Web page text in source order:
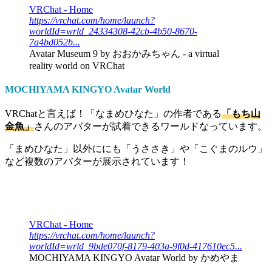
VRChat - Home
https://vrchat.com/home/launch?
worldId=wrld_24334308-42cb-4b50-8670-
7a4bd052b...
Avatar Museum 9 by おおかみちゃん - a virtual
reality world on VRChat
MOCHIYAMA KINGYO Avatar World
VRChatと言えば！「なまめひなた」の作者である「もち山
金魚」さんのアバターが試着できるワールドなっています。
「まめひなた」以外ににも「うささき」や「こぐまのルウ」
など複数のアバターが展示されています！
VRChat - Home
https://vrchat.com/home/launch?
worldId=wrld_9bde070f-8179-403a-9f0d-417610ec5...
MOCHIYAMA KINGYO Avatar World by かめやま